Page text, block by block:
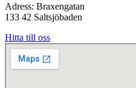
Adress: Braxengatan
133 42 Saltsjöbaden
Hitta till oss